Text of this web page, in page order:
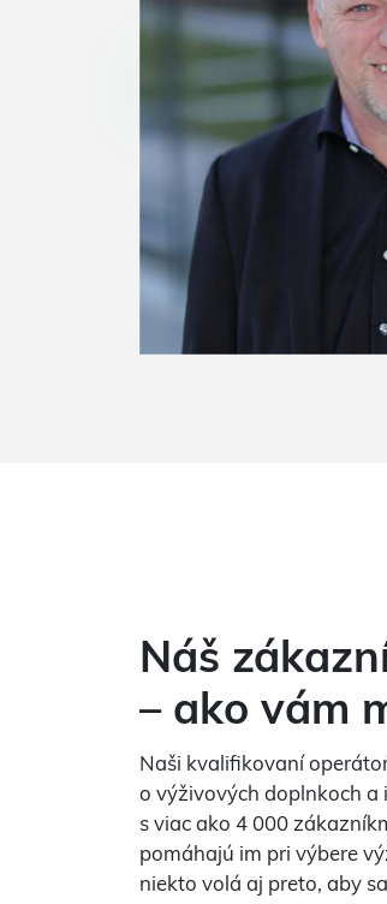
Náš
– ako vám
Naši kvalifikovaní
o výživových doplnkoch a
s viac ako 4 000
pomáhajú im pri výbere
niekto volá aj preto, aby